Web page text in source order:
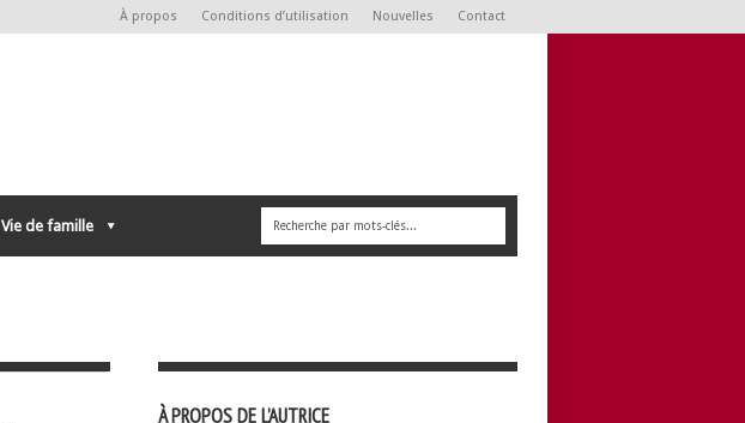
À propos Conditions d’utilisation Nouvelles Contact
Vie de famille
À PROPOS DE L’AUTRICE